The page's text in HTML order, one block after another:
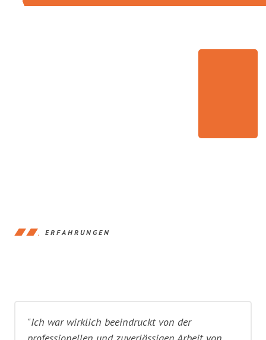
ERFAHRUNGEN
"Ich war wirklich beeindruckt von der